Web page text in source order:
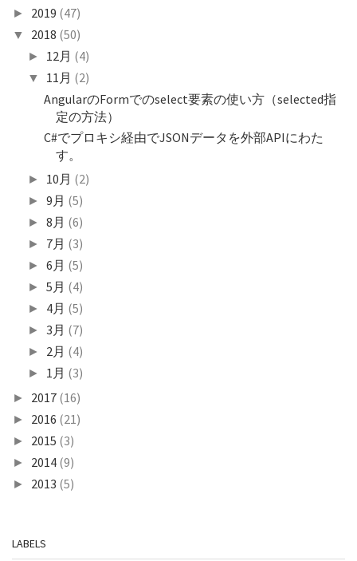
► 2019 (47)
▼ 2018 (50)
► 12月 (4)
▼ 11月 (2)
AngularのFormでのselect要素の使い方（selected指
定の方法）
C#でプロキシ経由でJSONデータを外部APIにわた
す。
► 10月 (2)
►9月 (5)
►8月 (6)
► 7月 (3)
►6月 (5)
►5月 (4)
► 4月 (5)
►3月 (7)
► 2月 (4)
► 1月 (3)
► 2017 (16)
► 2016 (21)
► 2015 (3)
► 2014 (9)
► 2013 (5)
LABELS